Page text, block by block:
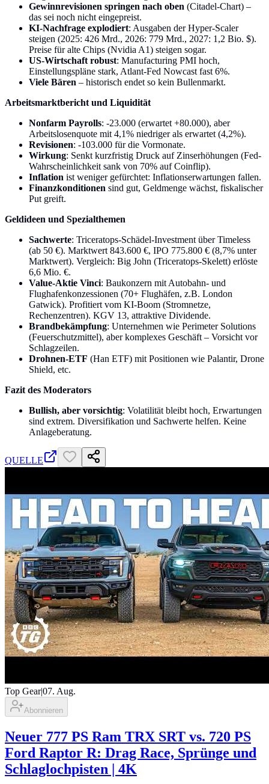
Gewinnrevisionen springen nach oben (Citadel-Chart) –
das sei noch nicht eingepreist.
KI-Nachfrage explodiert: Ausgaben der Hyper-Scaler
steigen (2025: 426 Mrd., 2026: 779 Mrd., 2027: 1,2 Bio. $).
Preise für alte Chips (Nvidia A1) steigen sogar.
US-Wirtschaft robust: Manufacturing PMI hoch,
Einstellungspläne stark, Atlant-Fed Nowcast fast 6%.
Viele Bären – historisch endet so kein Bullenmarkt.
Arbeitsmarktbericht und Liquidität
Nonfarm Payrolls: -23.000 (erwartet +80.000), aber
Arbeitslosenquote mit 4,1% niedriger als erwartet (4,2%).
Revisionen: -103.000 für die Vormonate.
Wirkung: Senkt kurzfristig Druck auf Zinserhöhungen (Fed-
Wahrscheinlichkeit sank von 70% auf Coinflip).
Inflation ist weniger gefürchtet: Inflationserwartungen fallen.
Finanzkonditionen sind gut, Geldmenge wächst, fiskalischer
Put greift.
Geldideen und Spezialthemen
Sachwerte: Triceratops-Schädel-Investment über Timeless
(ab 50 €). Marktwert 843.600 €, IPO 775.800 € (8,7% unter
Marktwert). Vergleich: Big John (Triceratops-Skelett) erlöste
6,6 Mio. €.
Value-Aktie Vinci: Baukonzern mit Autobahn- und
Flughafenkonzessionen (70+ Flughäfen, z.B. London
Gatwick). Profitiert vom KI-Boom (Stromnetze,
Rechenzentren). KGV 13, attraktive Dividende.
Brandbekämpfung: Unternehmen wie Perimeter Solutions
(Feuerschutzmittel), aber komplexes Geschäft – Vorsicht vor
Schlagzeilen.
Drohnen-ETF (Han ETF) mit Positionen wie Palantir, Drone
Shield, etc.
Fazit des Moderators
Bullish, aber vorsichtig: Volatilität bleibt hoch, Erwartungen
sind extrem. Diversifikation und Sachwerte helfen. Keine
Anlageberatung.
QUELLE
Top Gear|07. Aug.
Abonnieren
Neuer 777 PS Ram TRX SRT vs. 720 PS
Ford Raptor R: Drag Race, Sprünge und
Schlaglochpisten | 4K